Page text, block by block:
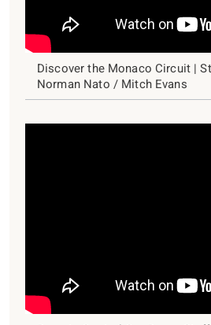
Discover the Monaco Circuit |
Norman Nato / Mitch Evans